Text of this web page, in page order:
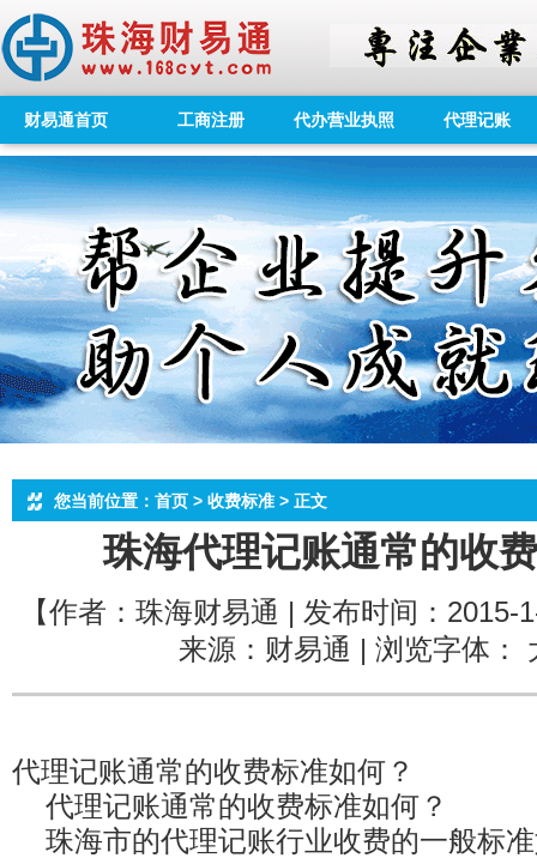
财易通首页 工商注册 代办营业执照 代理记账
您当前位置：首页 > 收费标准 > 正文
珠海代理记账通常的收
【作者：珠海财易通 | 发布时间：2015-
来源：财易通 | 浏览字体：
代理记账通常的收费标准如何？
代理记账通常的收费标准如何？
珠海市的代理记账行业收费的一般标